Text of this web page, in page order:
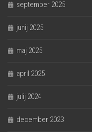
september 2025
junij 2025
maj 2025
april 2025
julij 2024
december 2023